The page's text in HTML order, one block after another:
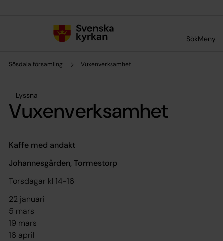
SökMeny
Sösdala församling Vuxenverksamhet
Lyssna
Vuxenverksamhet
Kaffe med andakt
Johannesgården, Tormestorp
Torsdagar kl 14-16
22 januari
5 mars
19 mars
16 april